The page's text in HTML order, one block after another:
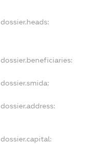
dossier.heads:
dossier.beneficiaries:
dossier.smida:
dossier.address:
dossier.capital: